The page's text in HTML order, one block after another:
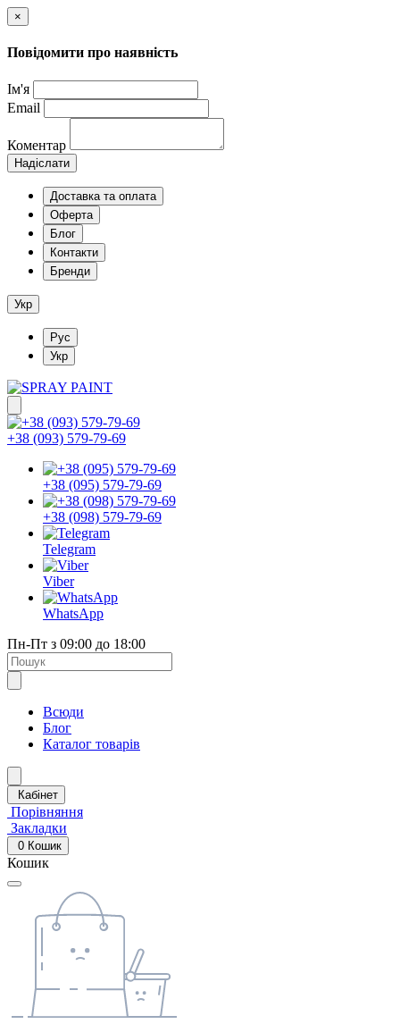
×
Повідомити про наявність
Ім'я
Email
Коментар
Надіслати
Доставка та оплата
Оферта
Блог
Контакти
Бренди
Укр
Рус
Укр
+38 (093) 579-79-69
+38 (095) 579-79-69
+38 (098) 579-79-69
Telegram
Viber
WhatsApp
Пн-Пт з 09:00 до 18:00
Всюди
Блог
Каталог товарів
Кабінет
Порівняння
Закладки
0 Кошик
Кошик